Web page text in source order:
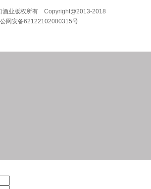
酒业版权所有 Copyright@2013-2018
网安备62122102000315号